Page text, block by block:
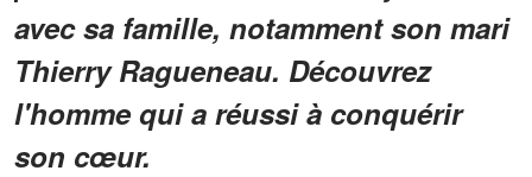
avec sa famille, notamment son mari
Thierry Ragueneau. Découvrez
l'homme qui a réussi à conquérir
son cœur.